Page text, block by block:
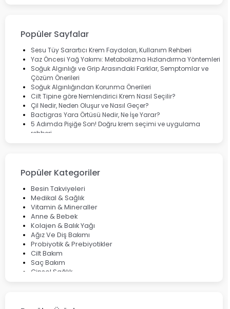
Lansinoh
Cebrolux
Dermoskin
Marvis
Rcfarma
Popüler Sayfalar
Sesu Tüy Sarartıcı Krem Faydaları, Kullanım Rehberi
Yaz Öncesi Yağ Yakımı: Metabolizma Hızlandırma Yöntemleri
Soğuk Algınlığı ve Grip Arasındaki Farklar, Semptomlar ve
Çözüm Önerileri
Soğuk Algınlığından Korunma Önerileri
Cilt Tipine göre Nemlendirici Krem Nasıl Seçilir?
Çil Nedir, Neden Oluşur ve Nasıl Geçer?
Bactigras Yara Örtüsü Nedir, Ne İşe Yarar?
5 Adımda Pişiğe Son! Doğru krem seçimi ve uygulama
rehberi
Çözüm Yolları
Bocavirüs Enfeksiyonu Hakkında Bilmeniz Gerekenler
Deep Flex Topraklama Matı Nedir? Detaylı Rehber
Mumiyo Nedir? Faydaları ve Kullanım Alanları Nelerdir?
Popüler Kategoriler
Besin Takviyeleri
Medikal & Sağlık
Vitamin & Mineraller
Anne & Bebek
Kolajen & Balık Yağı
Ağız Ve Diş Bakımı
Probiyotik & Prebiyotikler
Cilt Bakım
Saç Bakım
Cinsel Sağlık